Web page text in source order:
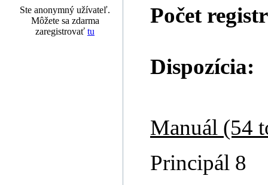
Ste anonymný užívateľ.
Môžete sa zdarma
zaregistrovať tu
Počet
Dispozícia:
Manuál (54
Principál 8